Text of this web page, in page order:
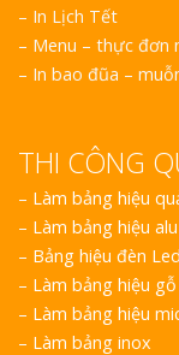
– In Lịch Tết
– Menu – thực đơn
– In bao đũa –
THI CÔNG
– Làm bảng hiệu
– Làm bảng hiệu alu
– Bảng hiệu đèn Led
– Làm bảng hiệu gỗ
– Làm bảng hiệu
– Làm bảng inox